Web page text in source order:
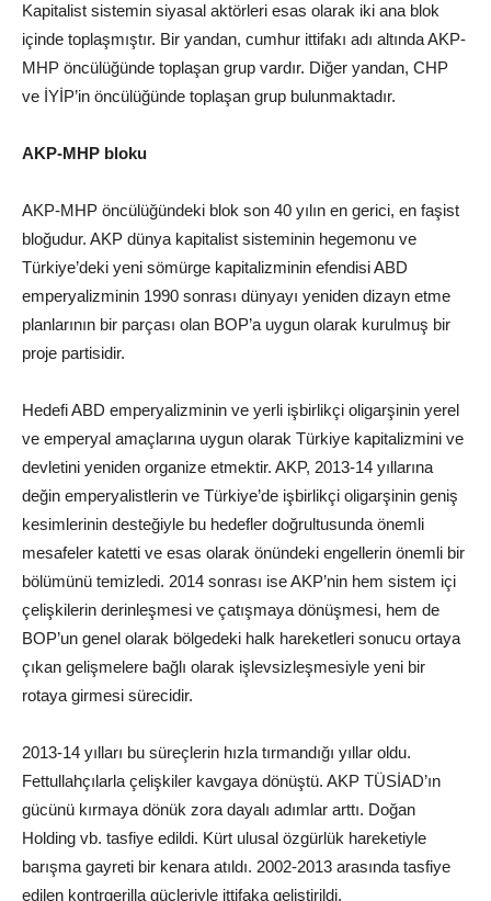
Kapitalist sistemin siyasal aktörleri esas olarak iki ana blok
içinde toplaşmıştır. Bir yandan, cumhur ittifakı adı altında AKP-
MHP öncülüğünde toplaşan grup vardır. Diğer yandan, CHP
ve İYİP’in öncülüğünde toplaşan grup bulunmaktadır.
AKP-MHP bloku
AKP-MHP öncülüğündeki blok son 40 yılın en gerici, en faşist
bloğudur. AKP dünya kapitalist sisteminin hegemonu ve
Türkiye’deki yeni sömürge kapitalizminin efendisi ABD
emperyalizminin 1990 sonrası dünyayı yeniden dizayn etme
planlarının bir parçası olan BOP’a uygun olarak kurulmuş bir
proje partisidir.
Hedefi ABD emperyalizminin ve yerli işbirlikçi oligarşinin yerel
ve emperyal amaçlarına uygun olarak Türkiye kapitalizmini ve
devletini yeniden organize etmektir. AKP, 2013-14 yıllarına
değin emperyalistlerin ve Türkiye’de işbirlikçi oligarşinin geniş
kesimlerinin desteğiyle bu hedefler doğrultusunda önemli
mesafeler katetti ve esas olarak önündeki engellerin önemli bir
bölümünü temizledi. 2014 sonrası ise AKP’nin hem sistem içi
çelişkilerin derinleşmesi ve çatışmaya dönüşmesi, hem de
BOP’un genel olarak bölgedeki halk hareketleri sonucu ortaya
çıkan gelişmelere bağlı olarak işlevsizleşmesiyle yeni bir
rotaya girmesi sürecidir.
2013-14 yılları bu süreçlerin hızla tırmandığı yıllar oldu.
Fettullahçılarla çelişkiler kavgaya dönüştü. AKP TÜSİAD’ın
gücünü kırmaya dönük zora dayalı adımlar arttı. Doğan
Holding vb. tasfiye edildi. Kürt ulusal özgürlük hareketiyle
barışma gayreti bir kenara atıldı. 2002-2013 arasında tasfiye
edilen kontrgerilla güçleriyle ittifaka geliştirildi.